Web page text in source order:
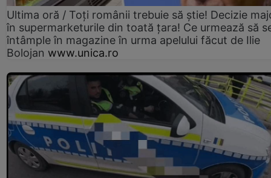
Ultima oră / Toți românii trebuie să știe! Decizie
în supermarketurile din toată țara! Ce urmează să
întâmple în magazine în urma apelului făcut de Ilie
Bolojan www.unica.ro